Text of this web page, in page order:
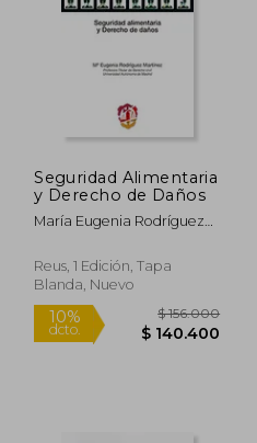
Seguridad Alimentaria
y Derecho de Daños
María Eugenia Rodríguez
Reus, 1 Edición, Tapa
Blanda, Nuevo